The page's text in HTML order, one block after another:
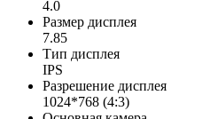
4.0
Размер дисплея
7.85
Тип дисплея
IPS
Разрешение дисплея
1024*768 (4:3)